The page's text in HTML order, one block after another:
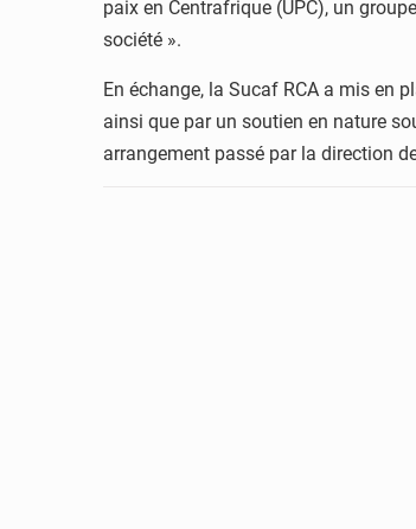
paix en Centrafrique (UPC), un
société ».
En échange, la Sucaf RCA a mis en
ainsi que par un soutien en nature
arrangement passé par la direction